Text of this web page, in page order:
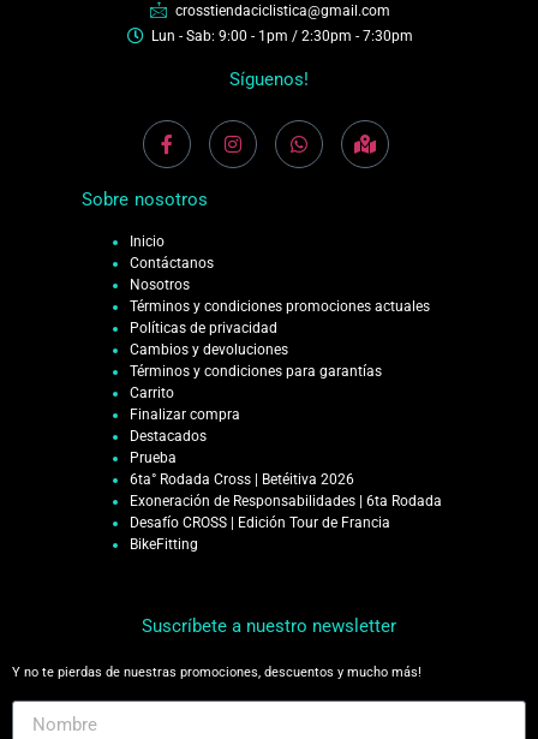
crosstiendaciclistica@gmail.com
Lun - Sab: 9:00 - 1pm / 2:30pm - 7:30pm
Síguenos!
Sobre nosotros
Inicio
Contáctanos
Nosotros
Términos y condiciones promociones actuales
Políticas de privacidad
Cambios y devoluciones
Términos y condiciones para garantías
Carrito
Finalizar compra
Destacados
Prueba
6ta° Rodada Cross | Betéitiva 2026
Exoneración de Responsabilidades | 6ta Rodada
Desafío CROSS | Edición Tour de Francia
BikeFitting
Suscríbete a nuestro newsletter
Y no te pierdas de nuestras promociones, descuentos y mucho más!